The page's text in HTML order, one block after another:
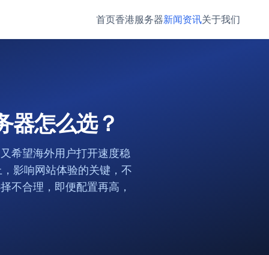
首页香港服务器新闻资讯关于我们
器怎么选？
希望海外用户打开速度稳
影响网站体验的关键，不
不合理，即便配置再高，